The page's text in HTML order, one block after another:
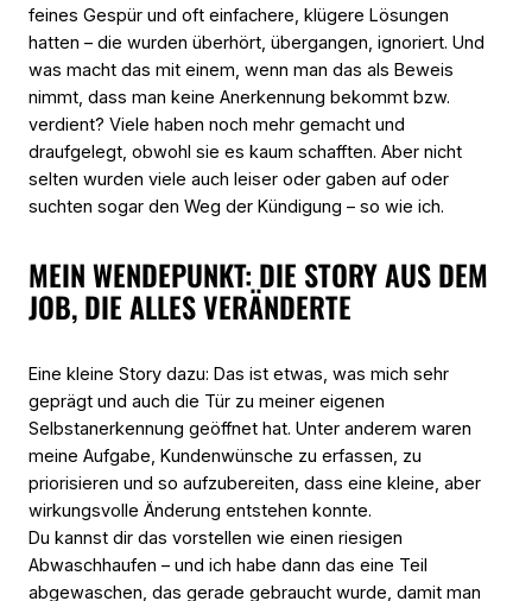
feines Gespür und oft einfachere, klügere Lösungen
hatten – die wurden überhört, übergangen, ignoriert. Und
was macht das mit einem, wenn man das als Beweis
nimmt, dass man keine Anerkennung bekommt bzw.
verdient? Viele haben noch mehr gemacht und
draufgelegt, obwohl sie es kaum schafften. Aber nicht
selten wurden viele auch leiser oder gaben auf oder
suchten sogar den Weg der Kündigung – so wie ich.
MEIN WENDEPUNKT: DIE STORY AUS DEM
JOB, DIE ALLES VERÄNDERTE
Eine kleine Story dazu: Das ist etwas, was mich sehr
geprägt und auch die Tür zu meiner eigenen
Selbstanerkennung geöffnet hat. Unter anderem waren
meine Aufgabe, Kundenwünsche zu erfassen, zu
priorisieren und so aufzubereiten, dass eine kleine, aber
wirkungsvolle Änderung entstehen konnte.
Du kannst dir das vorstellen wie einen riesigen
Abwaschhaufen – und ich habe dann das eine Teil
abgewaschen, das gerade gebraucht wurde, damit man